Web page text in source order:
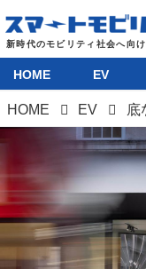
HOME EV
HOME EV